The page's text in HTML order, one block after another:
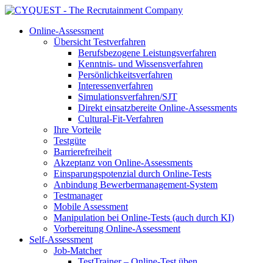
Online-Assessment
Übersicht Testverfahren
Berufsbezogene Leistungsverfahren
Kenntnis- und Wissensverfahren
Persönlichkeitsverfahren
Interessenverfahren
Simulationsverfahren/SJT
Direkt einsatzbereite Online-Assessments
Cultural-Fit-Verfahren
Ihre Vorteile
Testgüte
Barrierefreiheit
Akzeptanz von Online-Assessments
Einsparungspotenzial durch Online-Tests
Anbindung Bewerbermanagement-System
Testmanager
Mobile Assessment
Manipulation bei Online-Tests (auch durch KI)
Vorbereitung Online-Assessment
Self-Assessment
Job-Matcher